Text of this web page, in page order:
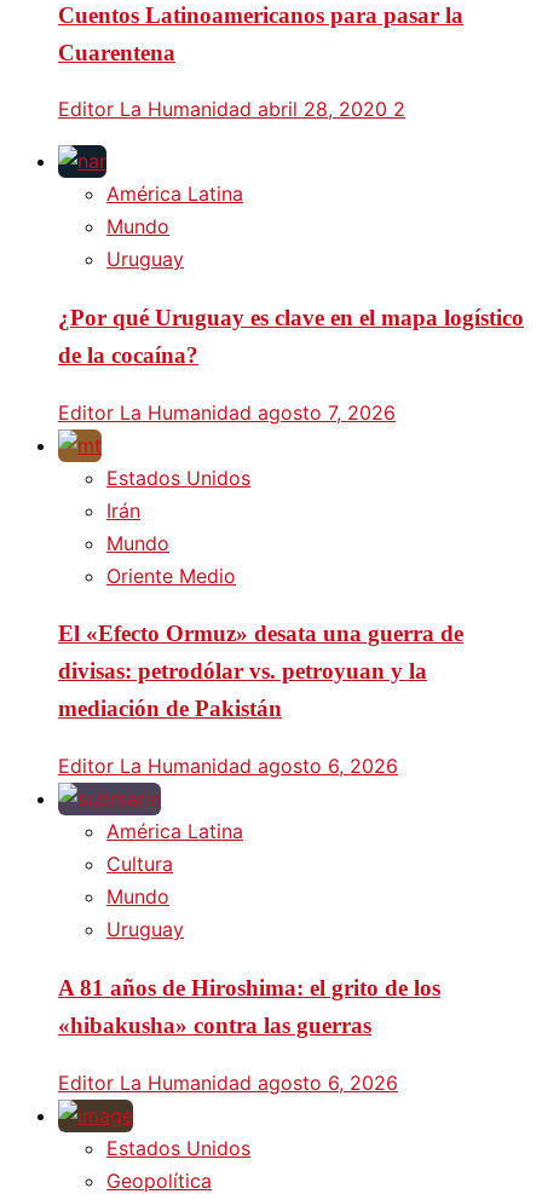
Cuentos Latinoamericanos para pasar la
Cuarentena
Editor La Humanidad abril 28, 2020 2
América Latina
Mundo
Uruguay
¿Por qué Uruguay es clave en el mapa logístico
de la cocaína?
Editor La Humanidad agosto 7, 2026
Estados Unidos
Irán
Mundo
Oriente Medio
El «Efecto Ormuz» desata una guerra de
divisas: petrodólar vs. petroyuan y la
mediación de Pakistán
Editor La Humanidad agosto 6, 2026
América Latina
Cultura
Mundo
Uruguay
A 81 años de Hiroshima: el grito de los
«hibakusha» contra las guerras
Editor La Humanidad agosto 6, 2026
Estados Unidos
Geopolítica